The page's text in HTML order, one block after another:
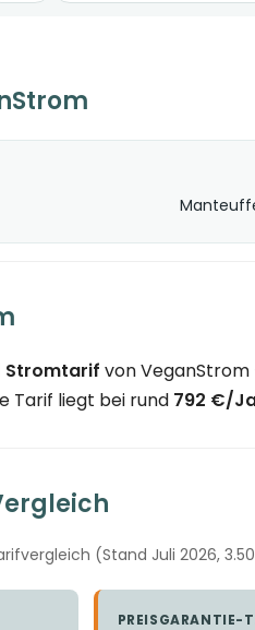
Stromtarif von
Tarif liegt bei rund 792 €/
(Stand Juli 2026,
PREISGARANTIE-